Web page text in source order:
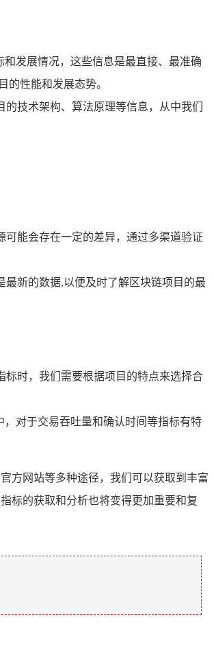
发展情况，这些信息是最直接、最准确
性能和发展态势。
技术架构、算法原理等信息，从中我们
能会存在一定的差异，通过多渠道验证
新的数据,以便及时了解区块链项目的最
标时，我们需要根据项目的特点来选择合
对于交易吞吐量和确认时间等指标有特
方网站等多种途径，我们可以获取到丰富
标的获取和分析也将变得更加重要和复